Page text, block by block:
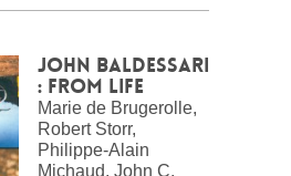
John Baldessari
: From Life
Marie de Brugerolle,
Robert Storr,
Philippe-Alain
Michaud, John C.